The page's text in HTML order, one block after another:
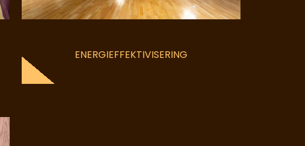
ENERGIEFFEKTIVISERING